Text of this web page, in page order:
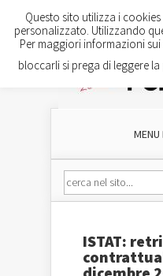
MENU
ISTAT:
Questo sito utilizza i
personalizzato. Utilizzando
Per maggiori informazioni
bloccarli si prega di leggere la